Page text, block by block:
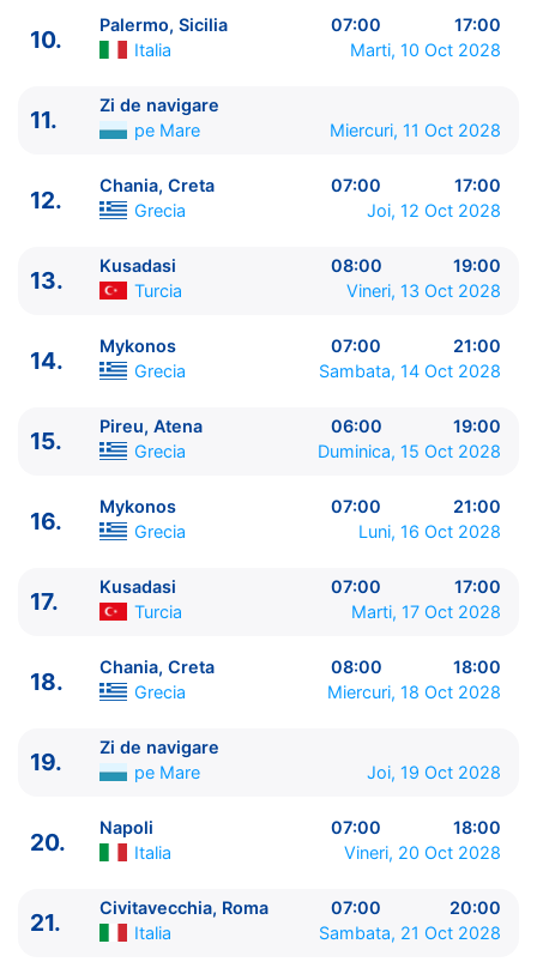
Palermo, Sicilia Italia
07:00 - 17:00
11. Zi de navigare
00:00 - 00:00
13.
Kusadasi Turcia
14.
Mykonos Grecia
07:00 - 21:00
16.
Mykonos Grecia
07:00 - 21:00
Kusadasi Turcia
19.
Zi de navigare
00:00 - 00:00
Civitavecchia, Roma
07:00 - 20:00
22.
Ajaccio, Corsica
08:00 - 18:00
Palma de Mallorca
08:00 - 18:00
25.
Barcelona Spania 06:00 - ⚓
10.
Palermo, Sicilia 07:00
17:00
Italia
Marti, 10 Oct 2028
11.
Zi de navigare
pe Mare
Miercuri, 11 Oct 2028
12.
Chania, Creta 07:00
17:00
Grecia
Joi, 12 Oct 2028
13.
Kusadasi 08:00
19:00
Turcia
Vineri, 13 Oct 2028
14.
Mykonos 07:00
21:00
Grecia
Sambata, 14 Oct 2028
15.
Pireu, Atena 06:00
19:00
Grecia
Duminica, 15 Oct 2028
16.
Mykonos 07:00
21:00
Grecia
Luni, 16 Oct 2028
17.
Kusadasi 07:00
17:00
Turcia
Marti, 17 Oct 2028
18.
Chania, Creta 08:00
18:00
Grecia
Miercuri, 18 Oct 2028
19.
Zi de navigare
pe Mare
Joi, 19 Oct 2028
20.
Napoli 07:00
18:00
Italia
Vineri, 20 Oct 2028
21.
Civitavecchia, Roma 07:00
20:00
Italia
Sambata, 21 Oct 2028